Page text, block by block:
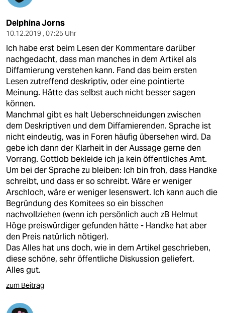
Delphina Jorns
10.12.2019 , 07:25 Uhr
Ich habe erst beim Lesen der Kommentare darüber
nachgedacht, dass man manches in dem Artikel als
Diffamierung verstehen kann. Fand das beim ersten
Lesen zutreffend deskriptiv, oder eine pointierte
Meinung. Hätte das selbst auch nicht besser sagen
können.
Manchmal gibt es halt Ueberschneidungen zwischen
dem Deskriptiven und dem Diffamierenden. Sprache ist
nicht eindeutig, was in Foren häufig übersehen wird. Da
gebe ich dann der Klarheit in der Aussage gerne den
Vorrang. Gottlob bekleide ich ja kein öffentliches Amt.
Um bei der Sprache zu bleiben: Ich bin froh, dass Handke
schreibt, und dass er so schreibt. Wäre er weniger
Arschloch, wäre er weniger lesenswert. Ich kann auch die
Begründung des Ko­mi­tees so ein bisschen
nachvollziehen (wenn ich persönlich auch zB Helmut
Höge preiswürdiger gefunden hätte - Handke hat aber
den Preis natürlich nötiger).
Das Alles hat uns doch, wie in dem Artikel geschrieben,
diese schöne, sehr öffentliche Diskussion geliefert.
Alles gut.
zum Beitrag